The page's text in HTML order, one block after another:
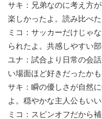
サキ：兄弟なのに考え方
楽しかったよ。読み比べた
ミコ：サッカーだけじゃ
られたよ。共感しやすい
ユナ：試合より日常の会
い場面ほど好きだったかも
サキ：瞬の優しさが自然
よ。穏やかな主人公もいい
ミコ：スピンオフだから